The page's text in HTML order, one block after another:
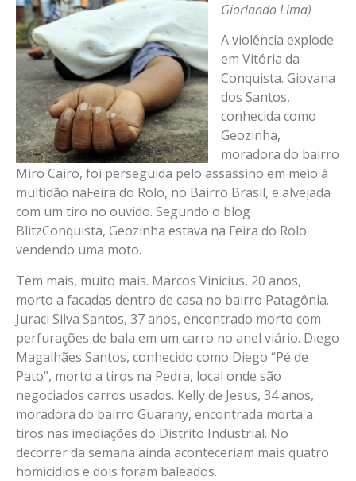
Giorlando Lima)
A violência explode
em Vitória da
Conquista. Giovana
dos Santos,
conhecida como
Geozinha,
moradora do bairro
Miro Cairo, foi perseguida pelo assassino em meio à
multidão naFeira do Rolo, no Bairro Brasil, e alvejada
com um tiro no ouvido. Segundo o blog
BlitzConquista, Geozinha estava na Feira do Rolo
vendendo uma moto.
Tem mais, muito mais. Marcos Vinicius, 20 anos,
morto a facadas dentro de casa no bairro Patagônia.
Juraci Silva Santos, 37 anos, encontrado morto com
perfurações de bala em um carro no anel viário. Diego
Magalhães Santos, conhecido como Diego “Pé de
Pato”, morto a tiros na Pedra, local onde são
negociados carros usados. Kelly de Jesus, 34 anos,
moradora do bairro Guarany, encontrada morta a
tiros nas imediações do Distrito Industrial. No
decorrer da semana ainda aconteceriam mais quatro
homicídios e dois foram baleados.